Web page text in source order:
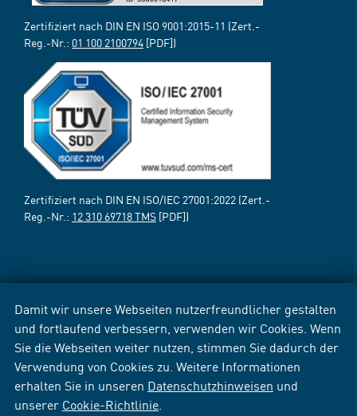
Damit wir unsere Webseiten nutzerfreundlicher gestalten
und fortlaufend verbessern, verwenden wir Cookies. Wenn
Sie die Webseiten weiter nutzen, stimmen Sie dadurch der
Verwendung von Cookies zu. Weitere Informationen
erhalten Sie in unseren Datenschutzhinweisen und
unserer Cookie-Richtlinie
Zertifiziert nach DIN EN ISO 9001:2015-11 (Zert.-
Reg.-Nr.: 01 100 2100794 [PDF])
Zertifiziert nach DIN EN ISO/IEC 27001:2022 (Zert.-
Reg.-Nr.: 12 310 69718 TMS [PDF])